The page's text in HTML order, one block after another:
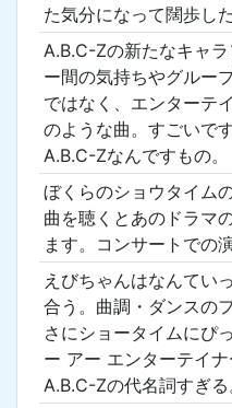
た気分になって闊歩し
A.B.C-Zの新たなキャ
ー間の気持ちやグルー
ではなく、エンターテ
のような曲。すごいで
A.B.C-Zなんですもの。
ぼくらのショウタイム
曲を聴くとあのドラマ
ます。コンサートでの
えびちゃんはなんてい
合う。曲調・ダンスの
さにショータイムにぴ
ー アー エンターテイ
A.B.C-Zの代名詞すぎる